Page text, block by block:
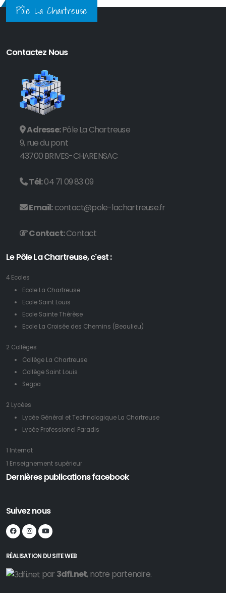
Pôle La Chartreuse
Contactez Nous
Adresse:Pôle La Chartreuse
9, rue du pont
43700 BRIVES-CHARENSAC
Tél:04 71 09 83 09
Email:contact@pole-lachartreuse.fr
Contact:Contact
Le Pôle La Chartreuse, c'est :
4 Ecoles
Ecole La Chartreuse
Ecole Saint Louis
Ecole Sainte Thérèse
Ecole La Croisée des Chemins (Beaulieu)
2 Collèges
Collège La Chartreuse
Collège Saint Louis
Segpa
2 Lycées
Lycée Général et Technologique La Chartreuse
Lycée Professionel Paradis
1 Internat
1 Enseignement supérieur
Dernières publications facebook
Suivez nous
RÉALISATION DU SITE WEB
par 3dfi.net, notre partenaire.